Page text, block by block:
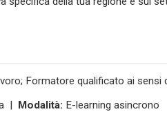
Formatore qualificato ai
| Modalità: E-learning asincrono